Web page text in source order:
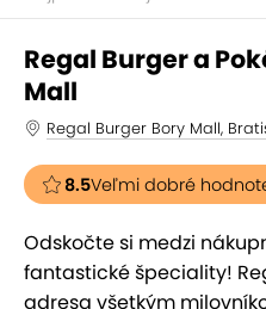
Regal Burger a
Mall
Regal Burger Bory Mall,
8.5Veľmi dobré
Odskočte si medzi
fantastické špeciality!
adresa všetkým